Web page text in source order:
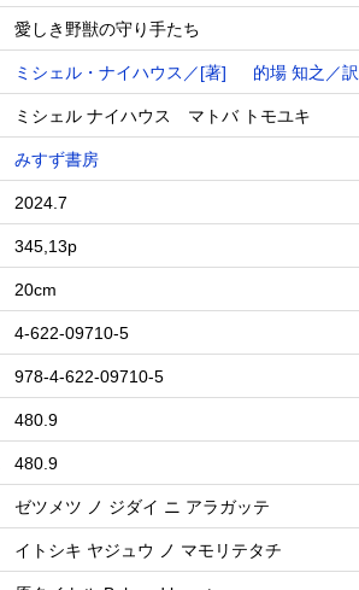
愛しき野獣の守り手たち
ミシェル・ナイハウス／[著] 的場 知之／訳
ミシェル ナイハウス マトバ トモユキ
みすず書房
2024.7
345,13p
20cm
4-622-09710-5
978-4-622-09710-5
480.9
480.9
ゼツメツ ノ ジダイ ニ アラガッテ
イトシキ ヤジュウ ノ マモリテタチ